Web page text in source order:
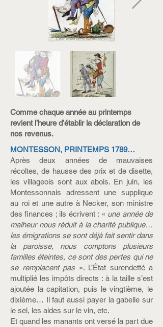
Comme chaque année au printemps
revient l’heure d’établir la déclaration de
nos revenus.
MONTESSON, PRINTEMPS 1789…
Après deux années de mauvaises
récoltes, de hausse des prix et de disette,
les villageois sont aux abois. En juin, les
Montessonnais adressent une supplique
au roi et une autre à Necker, son ministre
des finances ; ils écrivent : « une année de
malheur nous réduit à la charité publique…
les émigrations se sont déjà fait sentir dans
la paroisse, nous comptons plusieurs
familles éteintes, ce sont des pertes qui ne
se remplacent pas ». L’État surendetté a
multiplié les impôts directs : à la taille s’est
ajoutée la capitation, puis le vingtième, le
dixième… Il faut aussi payer la gabelle sur
le sel, les aides sur le vin, etc.
Et quand les manants ont versé la part due